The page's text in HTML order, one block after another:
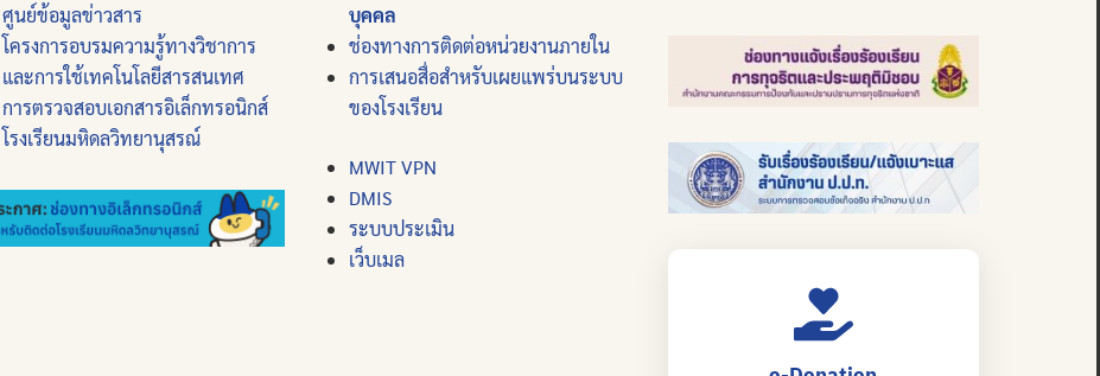
ศูนย์ข้อมูลข่าวสาร
โครงการอบรมความรู้ทางวิชาการ
และการใช้เทคโนโลยีสารสนเทศ
การตรวจสอบเอกสารอิเล็กทรอนิกส์
โรงเรียนมหิดลวิทยานุสรณ์
บุคคล
ช่องทางการติดต่อหน่วยงานภายใน
การเสนอสื่อสำหรับเผยแพร่บนระบบ
ของโรงเรียน
MWIT VPN
DMIS
ระบบประเมิน
เว็บเมล